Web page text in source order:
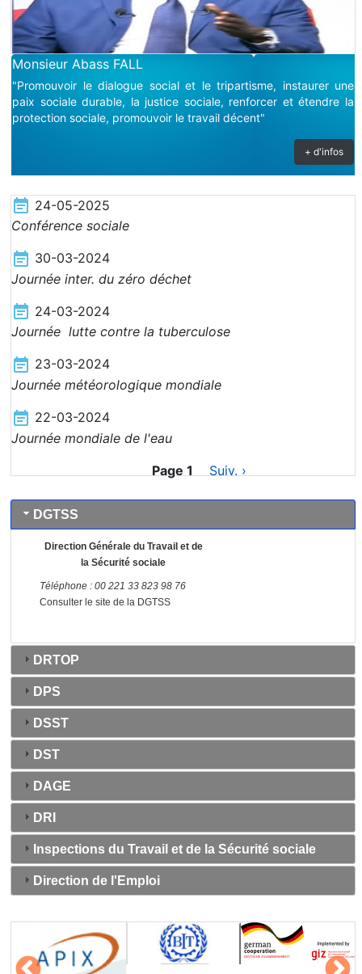
Monsieur Abass FALL
"Promouvoir le dialogue social et le tripartisme, instaurer une
paix sociale durable, la justice sociale, renforcer et étendre la
protection sociale, promouvoir le travail décent"
+ d'infos
24-05-2025
Conférence sociale
30-03-2024
Journée inter. du zéro déchet
24-03-2024
Journée lutte contre la tuberculose
23-03-2024
Journée météorologique mondiale
22-03-2024
Journée mondiale de l'eau
Pagination Page 1
Next
Suiv. ›
DGTSS
Direction Générale du Travail et de
la Sécurité sociale
Téléphone : 00 22133 823 98 76
Consulter le site de la DGTSS
DRTOP
DPS
DSST
DST
DAGE
DRI
Inspections du Travail et de la Sécurité sociale
Direction de l'Emploi